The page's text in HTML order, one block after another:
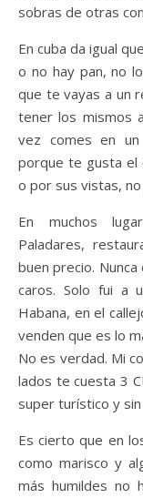
sobras de otras
En cuba da igual
o no hay pan, no
que te vayas a un
tener los mismos
vez comes en
porque te gusta el
o por sus vistas,
En muchos
Paladares,
buen precio.
caros. Solo fui a
Habana, en el
venden que es lo
No es verdad. Mi
lados te cuesta 3
super turístico y
Es cierto que en
como marisco y
más humildes no